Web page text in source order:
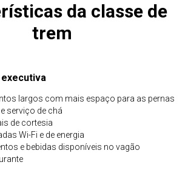
da classe de
trem
largos com mais espaço para as pernas
e serviço de chá
de cortesia
Wi-Fi e de energia
e bebidas disponíveis no vagão